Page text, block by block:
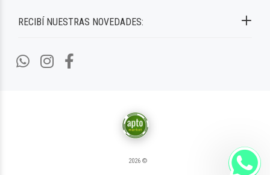
RECIBÍ NUESTRAS NOVEDADES:
2026 ©